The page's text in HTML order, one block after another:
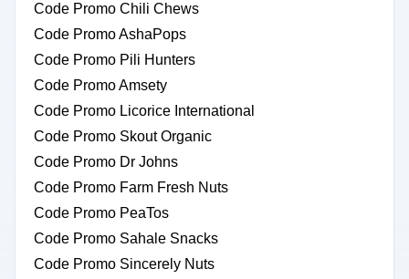
Code Promo Chili Chews
Code Promo AshaPops
Code Promo Pili Hunters
Code Promo Amsety
Code Promo Licorice International
Code Promo Skout Organic
Code Promo Dr Johns
Code Promo Farm Fresh Nuts
Code Promo PeaTos
Code Promo Sahale Snacks
Code Promo Sincerely Nuts